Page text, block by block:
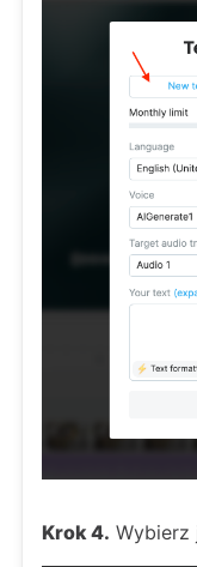
Krok 4. Wybierz